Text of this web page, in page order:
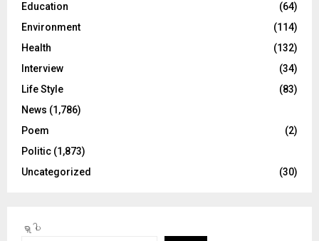
Education
(64)
Environment
(114)
Health
(132)
Interview
(34)
Life Style
(83)
News (1,786)
Poem
(2)
Politic (1,873)
Uncategorized
(30)
ရှာပါ